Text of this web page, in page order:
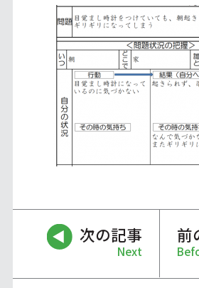
次の記事
Next
前